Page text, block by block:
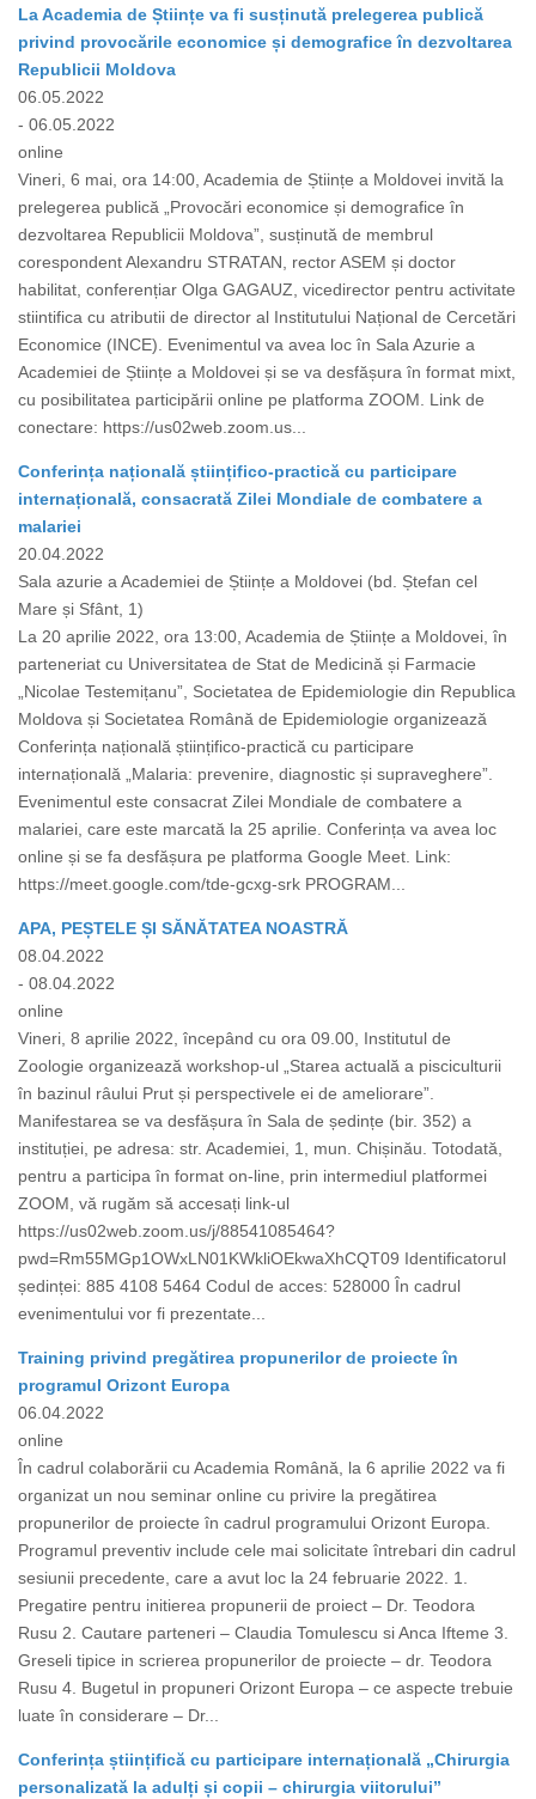
La Academia de Științe va fi susținută prelegerea publică
privind provocările economice și demografice în dezvoltarea
Republicii Moldova
06.05.2022
- 06.05.2022
online
Vineri, 6 mai, ora 14:00, Academia de Științe a Moldovei invită la
prelegerea publică „Provocări economice și demografice în
dezvoltarea Republicii Moldova”, susținută de membrul
corespondent Alexandru STRATAN, rector ASEM și doctor
habilitat, conferențiar Olga GAGAUZ, vicedirector pentru activitate
stiintifica cu atributii de director al Institutului Național de Cercetări
Economice (INCE). Evenimentul va avea loc în Sala Azurie a
Academiei de Științe a Moldovei și se va desfășura în format mixt,
cu posibilitatea participării online pe platforma ZOOM. Link de
conectare: https://us02web.zoom.us...
Conferința națională științifico-practică cu participare
internațională, consacrată Zilei Mondiale de combatere a
malariei
20.04.2022
Sala azurie a Academiei de Științe a Moldovei (bd. Ștefan cel
Mare și Sfânt, 1)
La 20 aprilie 2022, ora 13:00, Academia de Științe a Moldovei, în
parteneriat cu Universitatea de Stat de Medicină și Farmacie
„Nicolae Testemițanu”, Societatea de Epidemiologie din Republica
Moldova și Societatea Română de Epidemiologie organizează
Conferința națională științifico-practică cu participare
internațională „Malaria: prevenire, diagnostic și supraveghere”.
Evenimentul este consacrat Zilei Mondiale de combatere a
malariei, care este marcată la 25 aprilie. Conferința va avea loc
online și se fa desfășura pe platforma Google Meet. Link:
https://meet.google.com/tde-gcxg-srk PROGRAM...
APA, PEȘTELE ȘI SĂNĂTATEA NOASTRĂ
08.04.2022
- 08.04.2022
online
Vineri, 8 aprilie 2022, începând cu ora 09.00, Institutul de
Zoologie organizează workshop-ul „Starea actuală a pisciculturii
în bazinul râului Prut și perspectivele ei de ameliorare”.
Manifestarea se va desfășura în Sala de ședințe (bir. 352) a
instituției, pe adresa: str. Academiei, 1, mun. Chișinău. Totodată,
pentru a participa în format on-line, prin intermediul platformei
ZOOM, vă rugăm să accesați link-ul
https://us02web.zoom.us/j/88541085464?
pwd=Rm55MGp1OWxLN01KWkliOEkwaXhCQT09 Identificatorul
ședinței: 885 4108 5464 Codul de acces: 528000 În cadrul
evenimentului vor fi prezentate...
Training privind pregătirea propunerilor de proiecte în
programul Orizont Europa
06.04.2022
online
În cadrul colaborării cu Academia Română, la 6 aprilie 2022 va fi
organizat un nou seminar online cu privire la pregătirea
propunerilor de proiecte în cadrul programului Orizont Europa.
Programul preventiv include cele mai solicitate întrebari din cadrul
sesiunii precedente, care a avut loc la 24 februarie 2022. 1.
Pregatire pentru initierea propunerii de proiect – Dr. Teodora
Rusu 2. Cautare parteneri – Claudia Tomulescu si Anca Ifteme 3.
Greseli tipice in scrierea propunerilor de proiecte – dr. Teodora
Rusu 4. Bugetul in propuneri Orizont Europa – ce aspecte trebuie
luate în considerare – Dr...
Conferința științifică cu participare internațională „Chirurgia
personalizată la adulți și copii – chirurgia viitorului”